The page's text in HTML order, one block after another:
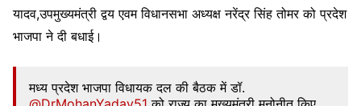
यादव,उपमुख्यमंत्री द्वय एवम विधानसभा अध्यक्ष नरेंद्र सिंह तोमर को प्रदेश
भाजपा ने दी बधाई।
मध्य प्रदेश भाजपा विधायक दल की बैठक में डॉ.